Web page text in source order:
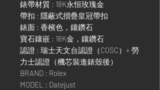
錶帶材質 : 18K永恒玫瑰金
帶扣 : 隱蔽式摺疊皇冠帶扣
錶面 : 香檳色，鑲鑽石
寶石鑲嵌 : 18K金，鑲鑽石
認證 : 瑞士天文台認證（COSC）+ 勞
力士認證（機芯裝進錶殼後）
BRAND : Rolex
MODEL : Datejust